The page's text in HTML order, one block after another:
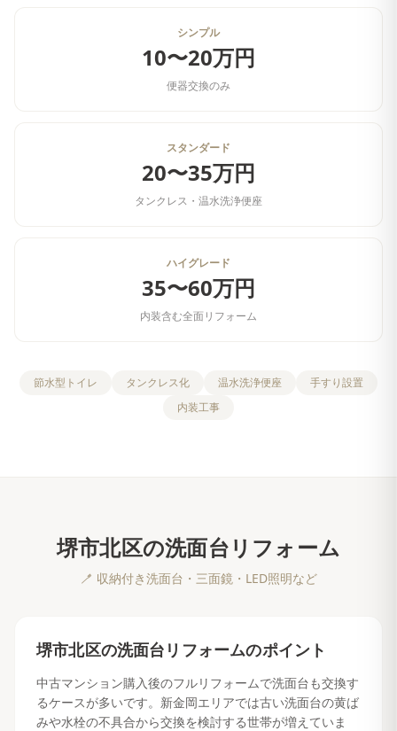
シンプル
10〜20万円
便器交換のみ
スタンダード
20〜35万円
タンクレス・温水洗浄便座
ハイグレード
35〜60万円
内装含む全面リフォーム
節水型トイレ タンクレス化 温水洗浄便座
手すり設置
内装工事
堺市北区の洗面台リフォーム
🪥 収納付き洗面台・三面鏡・LED照明など
堺市北区の洗面台リフォームのポイント
中古マンション購入後のフルリフォームで洗面台も交換す
るケースが多いです。新金岡エリアでは古い洗面台の黄ば
みや水栓の不具合から交換を検討する世帯が増えていま